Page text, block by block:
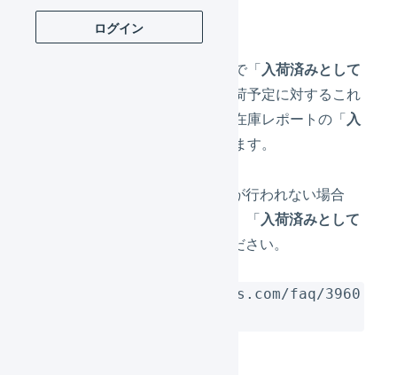
ログイン
オペレーター（倉庫）側で「入荷済みとして
」を実行すると、入荷予定に対するこれ
以上の入荷を締め切り、在庫レポートの「入
」数量を減算できます。
オペレーター（倉庫）側で処理が行われない場合
は、次の記事のURLを共有して、「入荷済みとして
」を実行するようご依頼ください。
https://support.logiless.com/faq/3960